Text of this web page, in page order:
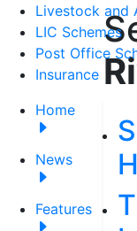
Livestock and
LIC Schemes
Post Office
Insurance
Home
News
Features